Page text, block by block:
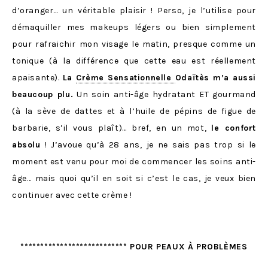
d’oranger… un véritable plaisir ! Perso, je l’utilise pour
démaquiller mes makeups légers ou bien simplement
pour rafraichir mon visage le matin, presque comme un
tonique (à la différence que cette eau est réellement
apaisante). La Crème Sensationnelle Odaïtès m’a aussi
beaucoup plu. Un soin anti-âge hydratant ET gourmand
(à la sève de dattes et à l’huile de pépins de figue de
barbarie, s’il vous plaît)… bref, en un mot, le confort
absolu ! J’avoue qu’à 28 ans, je ne sais pas trop si le
moment est venu pour moi de commencer les soins anti-
âge… mais quoi qu’il en soit si c’est le cas, je veux bien
continuer avec cette crème !
*************************** POUR PEAUX À PROBLÈMES